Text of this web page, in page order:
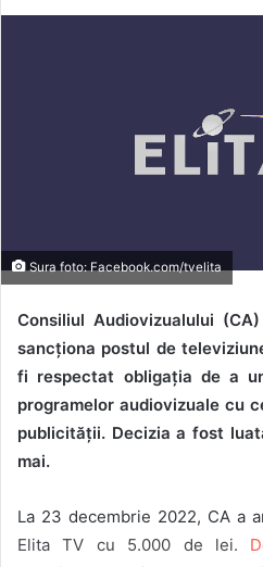
Sura foto: Facebook.com/tvelita
Consiliul Audiovizualului
sancționa postul de
fi respectat obligația de a
programelor audiovizuale cu
publicității. Decizia a fost
mai.
La 23 decembrie 2022, CA a
Elita TV cu 5.000 de lei.